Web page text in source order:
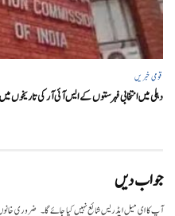
قومی خبریں
دہلی میں انتخابی فہرستوں کے ایس آئی آر کی تاریخوں
جواب دیں
آپ کا ای میل ایڈریس شائع نہیں کیا جائے گا۔ ضروری